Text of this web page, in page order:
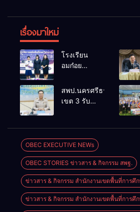
เรื่องมาใหม่
โรงเรียน
อมก๋อย
สังกัด
สพม.เชียงใหม่
รองชนะเลิศ
การแข่งขัน
ทักษะวิชาการ
นักเรียนระดับ
สพฐ.
สพป.นครศรีธรรมราช
เขต 3 รับ
การบรรจุและ
แต่งตั้ง รองผู้
อำนวยการ
สถานศึกษา
ประจำ
ปีงบประมาณ
2569 ครั้งที่ 3
OBEC EXECUTIVE NEWs
OBEC STORIES ข่าวสาร & กิจกรรม สพฐ.
ข่าวสาร & กิจกรรม สำนักงานเขตพื้นที่การศึ
ข่าวสาร & กิจกรรม สำนักงานเขตพื้นที่การศึ